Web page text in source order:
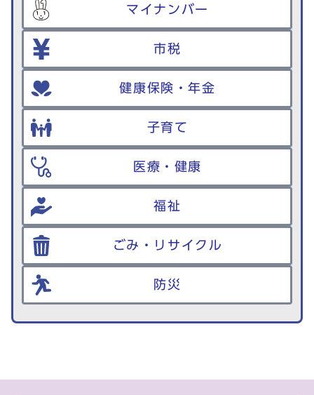
マイナンバー
市税
健康保険・年金
子育て
医療・健康
福祉
ごみ・リサイクル
防災